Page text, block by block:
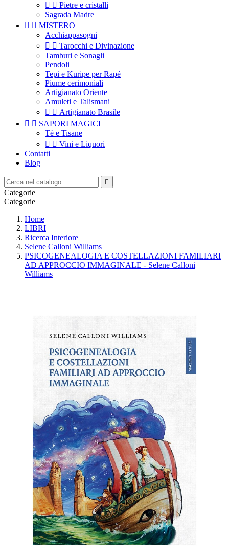
  Pietre e cristalli
Sagrada Madre
  MISTERO
Acchiappasogni
  Tarocchi e Divinazione
Tamburi e Sonagli
Pendoli
Tepi e Kuripe per Rapé
Piume cerimoniali
Artigianato Oriente
Amuleti e Talismani
  Artigianato Brasile
  SAPORI MAGICI
Tè e Tisane
  Vini e Liquori
Contatti
Blog

Categorie
Categorie
Home
LIBRI
Ricerca Interiore
Selene Calloni Williams
PSICOGENEALOGIA E COSTELLAZIONI FAMILIARI
AD APPROCCIO IMMAGINALE - Selene Calloni
Williams